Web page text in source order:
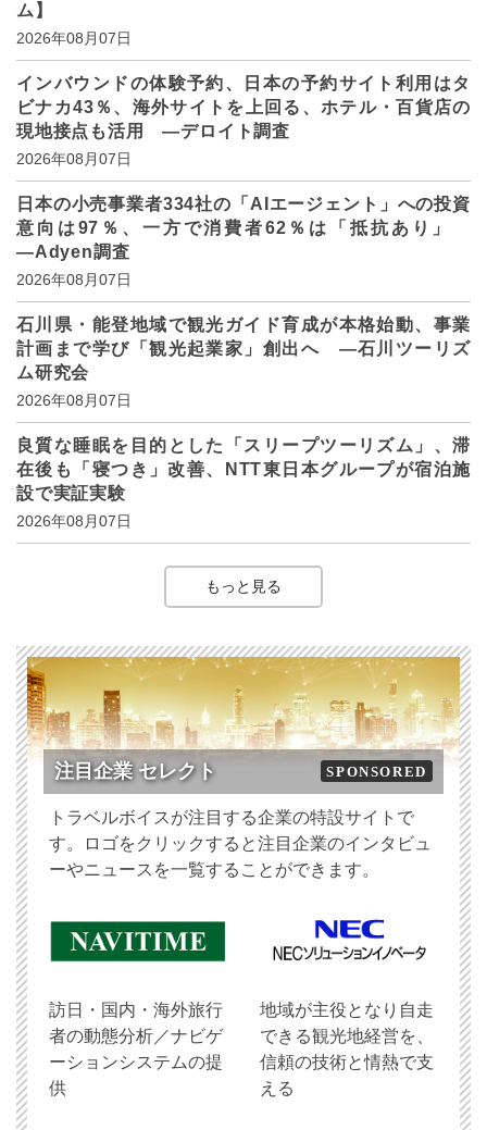
ム】
2026年08月07日
インバウンドの体験予約、日本の予約サイト利用はタ
ビナカ43％、海外サイトを上回る、ホテル・百貨店の
現地接点も活用 ―デロイト調査
2026年08月07日
日本の小売事業者334社の「AIエージェント」への投資
意向は97％、一方で消費者62％は「抵抗あり」
―Adyen調査
2026年08月07日
石川県・能登地域で観光ガイド育成が本格始動、事業
計画まで学び「観光起業家」創出へ ―石川ツーリズ
ム研究会
2026年08月07日
良質な睡眠を目的とした「スリープツーリズム」、滞
在後も「寝つき」改善、NTT東日本グループが宿泊施
設で実証実験
2026年08月07日
もっと見る
注目企業 セレクト SPONSORED
トラベルボイスが注目する企業の特設サイトで
す。ロゴをクリックすると注目企業のインタビュ
ーやニュースを一覧することができます。
訪日・国内・海外旅行
者の動態分析／ナビゲ
ーションシステムの提
供
地域が主役となり自走
できる観光地経営を、
信頼の技術と情熱で支
える